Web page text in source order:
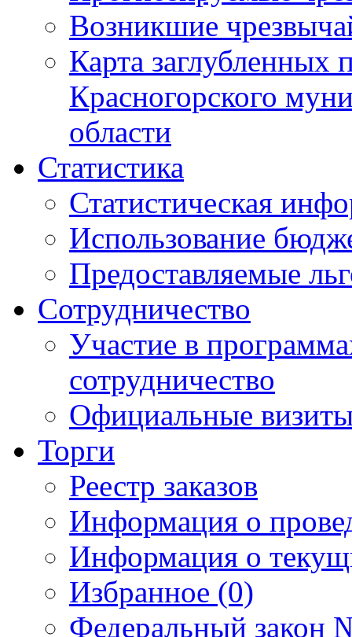
Возникшие
Карта
Красногорского
области
Статистика
Статистическая
Использование
Предоставляемые
Сотрудничество
Участие в
сотрудничество
Официальные
Торги
Реестр заказов
Информация о
Информация о
Избранное (0)
Федеральный закон